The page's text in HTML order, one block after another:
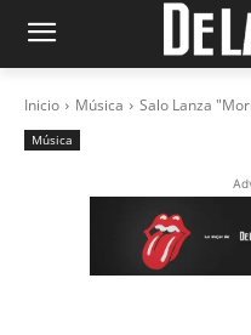
Inicio Música Salo Lanza
Música